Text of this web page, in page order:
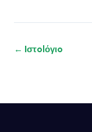
← Ιστolόγιo